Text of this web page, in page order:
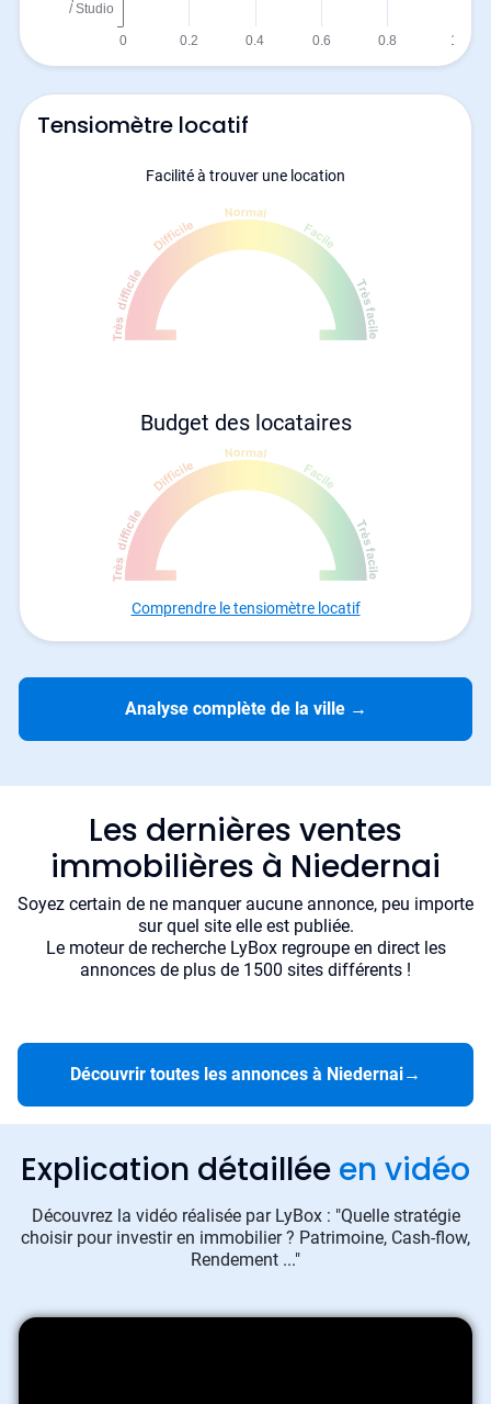
Tensiomètre locatif
Facilité à trouver une location
Budget des locataires
Comprendre le tensiomètre locatif
Analyse complète de la ville →
Les dernières ventes
immobilières à Niedernai
Soyez certain de ne manquer aucune annonce, peu importe
sur quel site elle est publiée.
Le moteur de recherche LyBox regroupe en direct les
annonces de plus de 1500 sites différents !
Découvrir toutes les annonces à Niedernai→
Explication détaillée en vidéo
Découvrez la vidéo réalisée par LyBox : "Quelle stratégie
choisir pour investir en immobilier ? Patrimoine, Cash-flow,
Rendement ..."